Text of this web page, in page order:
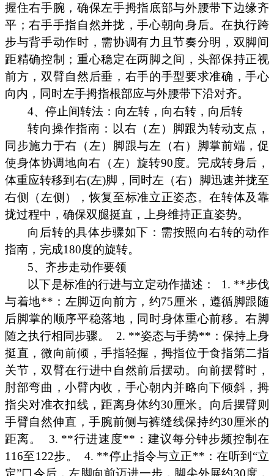
握住右手腕，确保左手拇指底部与外腰带下边缘齐
平；右手手指自然并拢，手心朝向身后。在执行跨
步与背手动作时，需协调有力且节奏分明，双脚间
距精确控制；重心稳定在两脚之间，头部保持正视
前方，双臂自然后垂，右手的手型要求准确，手心
向内，同时左手拇指根部应与外腰带下沿对齐。
4、停止间转法：向左转，向右转，向后转
转向操作指南：以右（左）脚跟为转动支点，
同步施力于右（左）脚跟与左（右）脚掌前端，促
使身体协调地向右（左）旋转90度。完成转身后，
体重应转移到右(左)脚，同时左（右）脚迅速并拢至
右侧（左侧），恢复至标准立正姿态。在转体及靠
拢过程中，确保双腿挺直，上身维持正直姿势。
向后转的具体步骤如下：需按照向右转的动作
指南，完成180度的旋转。
5、齐步走动作要领
以下是标准的行进与立定动作描述：
1. **步伐
与着地**：左脚迈向前方，约75厘米，遵循脚跟随
后脚掌的顺序平稳落地，同时身体重心前移。右脚
随之执行相同步骤。
2. **姿态与手势**：保持上身
挺直，微向前倾，手指轻握，拇指位于食指第二指
关节，双臂在行进中自然前后摆动。向前摆臂时，
肘部弯曲，小臂内收，手心朝内并略向下倾斜，拇
指尖对准衣扣线，距离身体约30厘米。向后摆臂则
手臂自然伸直，手腕前侧与裤缝线保持约30厘米的
距离。
3. **行进速度**：建议每分钟步频控制在
116至122步。
4. **停止指令与立正**：在听到“立